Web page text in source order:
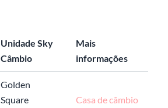
Unidade Sky
Câmbio
Mais
informações
Golden
Square
Casa de câmbio